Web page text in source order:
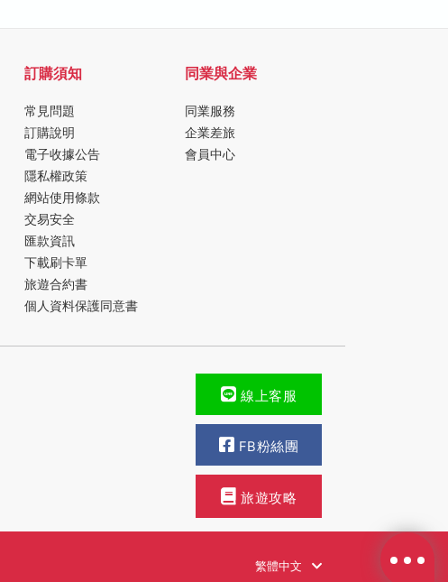
訂購須知
常見問題
訂購說明
電子收據公告
隱私權政策
網站使用條款
交易安全
匯款資訊
下載刷卡單
旅遊合約書
個人資料保護同意書
同業與企業
同業服務
企業差旅
會員中心
線上客服
FB粉絲團
旅遊攻略
繁體中文